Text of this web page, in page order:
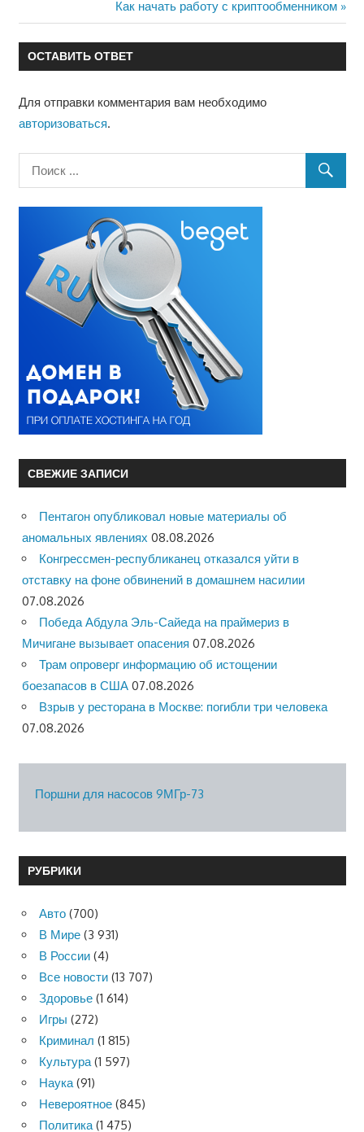
записям
Следующая
запись:
Как начать работу с криптообменником
ОСТАВИТЬ ОТВЕТ
Для отправки комментария вам необходимо
авторизоваться.
СВЕЖИЕ ЗАПИСИ
Пентагон опубликовал новые материалы об
аномальных явлениях 08.08.2026
Конгрессмен-республиканец отказался уйти в
отставку на фоне обвинений в домашнем насилии
07.08.2026
Победа Абдула Эль-Сайеда на праймериз в
Мичигане вызывает опасения 07.08.2026
Трам опроверг информацию об истощении
боезапасов в США 07.08.2026
Взрыв у ресторана в Москве: погибли три человека
07.08.2026
Поршни для насосов 9МГр-73
РУБРИКИ
Авто (700)
В Мире (3 931)
В России (4)
Все новости (13 707)
Здоровье (1 614)
Игры (272)
Криминал (1 815)
Культура(1 597)
Наука(91)
Невероятное (845)
Политика(1 475)